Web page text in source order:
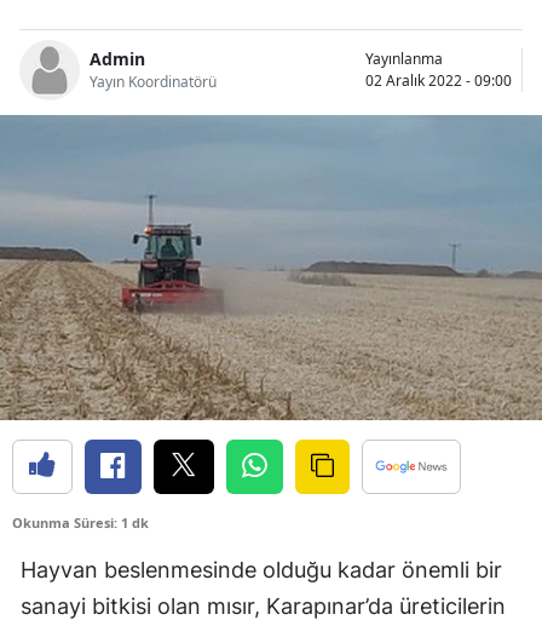
Bingöl
Çanakkale
Çankırı
Çorum
Denizli
Diyarbakır
Elazığ
Admin
Yayın Koordinatörü
Yayınlanma
02 Aralık 2022 - 09:00
Okunma Süresi: 1 dk
Hayvan beslenmesinde olduğu kadar önemli bir
sanayi bitkisi olan mısır, Karapınar’da üreticilerin